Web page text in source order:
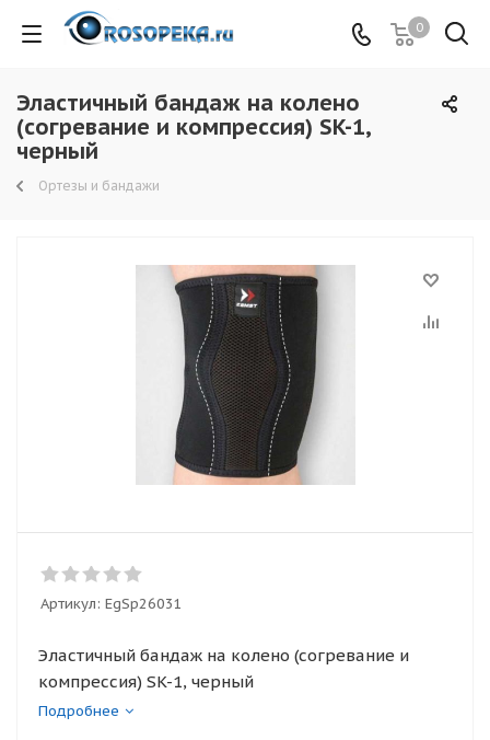
0
Эластичный бандаж на колено
(согревание и компрессия) SK-1,
черный
Ортезы и бандажи
Артикул: EgSp26031
Эластичный бандаж на колено (согревание и
компрессия) SK-1, черный
Подробнее